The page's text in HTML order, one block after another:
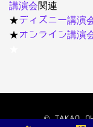
講演会関連
★ディズニー講演
★オンライン講演
© TAKAO